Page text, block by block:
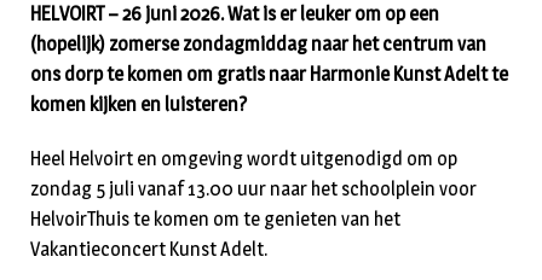
HELVOIRT – 26 juni 2026. Wat is er leuker om op een
(hopelijk) zomerse zondagmiddag naar het centrum van
ons dorp te komen om gratis naar Harmonie Kunst Adelt te
komen kijken en luisteren?
Heel Helvoirt en omgeving wordt uitgenodigd om op
zondag 5 juli vanaf 13.00 uur naar het schoolplein voor
HelvoirThuis te komen om te genieten van het
Vakantieconcert Kunst Adelt.